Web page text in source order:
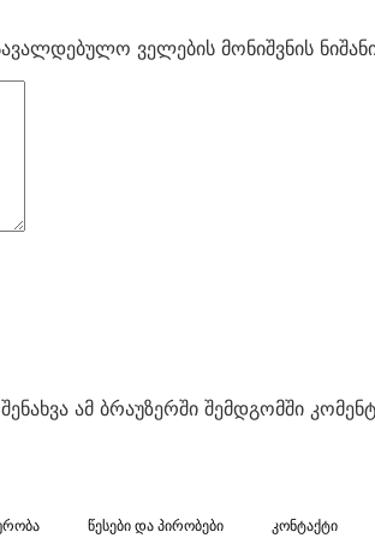
ველების მონიშვნის
ამ ბრაუზერში შემდგომში
წესები და პირობები კონტაქტი